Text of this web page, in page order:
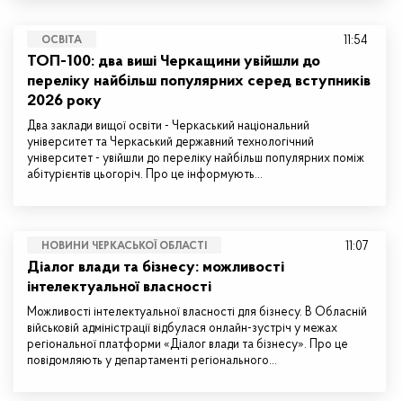
ОСВІТА
ТОП-100: два виші Черкащини увійшли до
переліку найбільш популярних серед вступників
2026 року
Два заклади вищої освіти - Черкаський національний
університет та Черкаський державний технологічний
університет - увійшли до переліку найбільш популярних поміж
абітурієнтів цьогоріч. Про це інформують…
11:54
НОВИНИ ЧЕРКАСЬКОЇ ОБЛАСТІ
Діалог влади та бізнесу: можливості
інтелектуальної власності
Можливості інтелектуальної власності для бізнесу. В Обласній
військовій адміністрації відбулася онлайн-зустріч у межах
регіональної платформи «Діалог влади та бізнесу». Про це
повідомляють у департаменті регіонального…
11:07